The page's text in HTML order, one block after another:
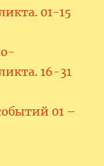
01-15
16-31
01 –